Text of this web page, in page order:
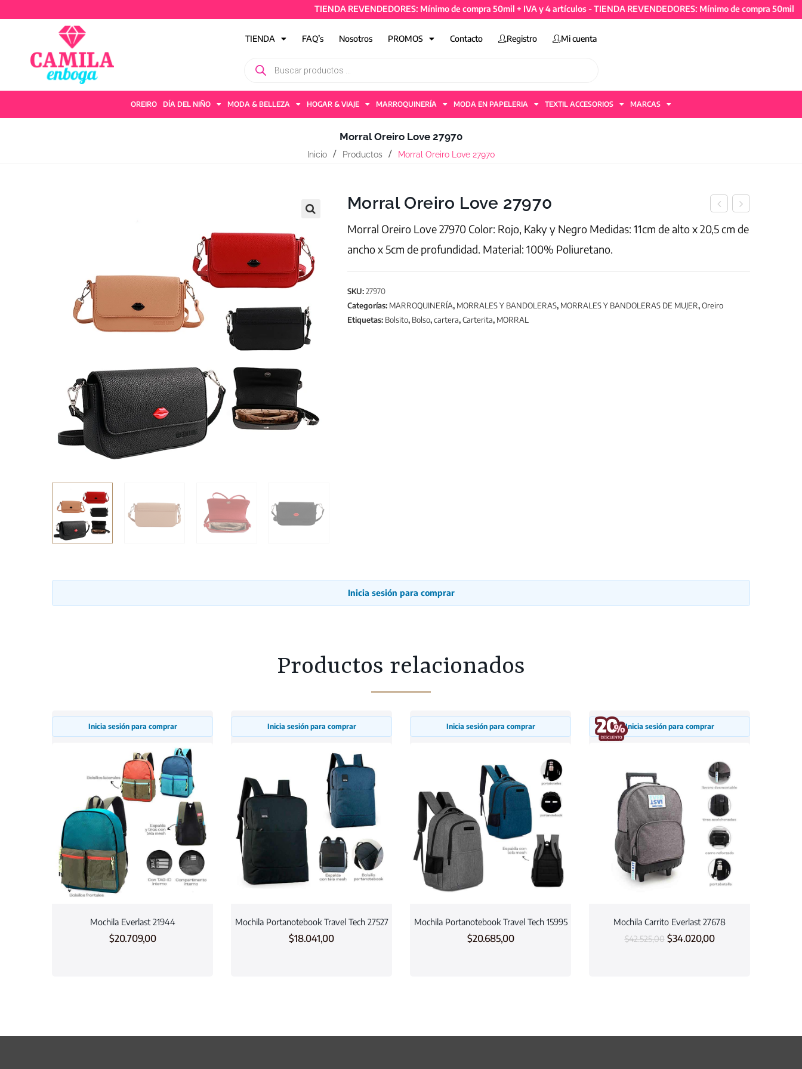
TIENDA REVENDEDORES: Mínimo de compra 50mil + IVA y 4 artículos - TIENDA REVENDEDORES: Mínimo de compra 50mil +
TIENDA FAQ’s Nosotros PROMOS Contacto Registro Mi cuenta
OREIRO DÍA DEL NIÑO MODA & BELLEZA HOGAR & VIAJE MARROQUINERÍA MODA EN PAPELERIA TEXTIL ACCESORIOS MARCAS
Morral Oreiro Love 27970
Inicio Productos Morral Oreiro Love 27970
Morral Oreiro Love 27970
Morral Oreiro Love 27970 Color: Rojo, Kaky y Negro Medidas: 11cm de alto x 20,5 cm de
ancho x 5cm de profundidad. Material: 100% Poliuretano.
SKU:27970
Categorías: MARROQUINERÍA, MORRALES Y BANDOLERAS, MORRALES Y BANDOLERAS DE MUJER,Oreiro
Etiquetas: Bolsito, Bolso,cartera,Carterita, MORRAL
Inicia sesión para comprar
Productos relacionados
Inicia sesión para comprar
Mochila Everlast 21944
$20.709,00
Inicia sesión para comprar
Mochila Portanotebook Travel Tech 27527
$18.041,00
Inicia sesión para comprar
Mochila Portanotebook Travel Tech 15995
$20.685,00
Inicia sesión para comprar
Mochila Carrito Everlast 27678
$42.525,00 $34.020,00